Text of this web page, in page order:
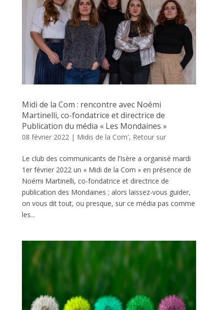
Midi de la Com : rencontre avec Noémi
Martinelli, co-fondatrice et directrice de
Publication du média « Les Mondaines »
08 février 2022| Midis de la Com', Retour sur
Le club des communicants de l’Isère a organisé mardi
1er février 2022 un « Midi de la Com » en présence de
Noémi Martinelli, co-fondatrice et directrice de
publication des Mondaines ; alors laissez-vous guider,
on vous dit tout, ou presque, sur ce média pas comme
les...